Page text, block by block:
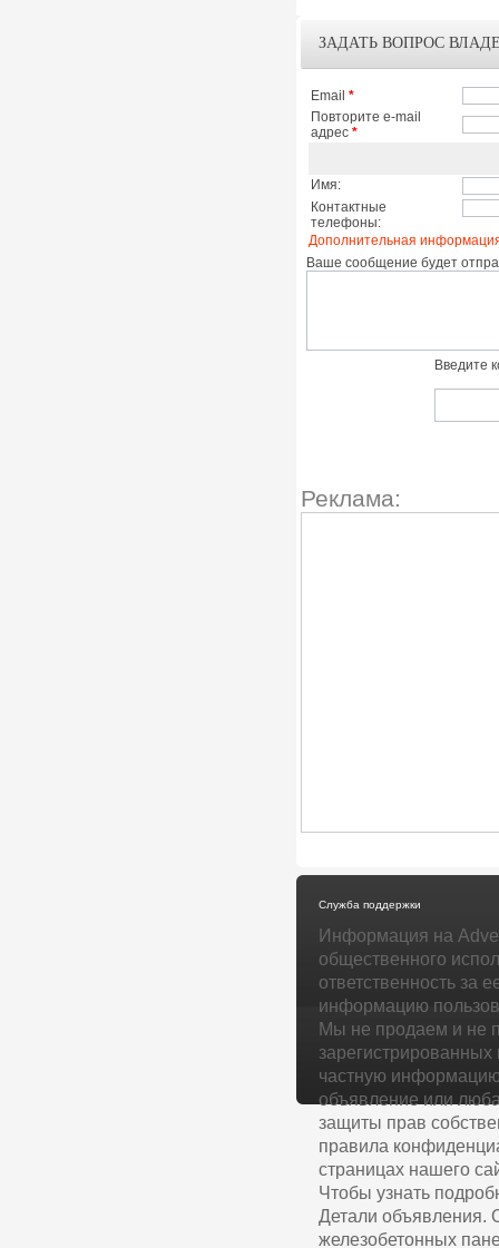
ЗАДАТЬ ВОПРОС
Email *
Повторите e-mail
адрес *
Имя:
Контактные
телефоны:
Дополнительная
Ваше сообщение будет
Введите
Реклама:
Служба поддержки
Информация на
общественного
ответственность за
информацию
Мы не продаем и не
частную информацию
объявление или
защиты прав
правила
страницах нашего
Чтобы узнать
Детали объявления.
железобетонных